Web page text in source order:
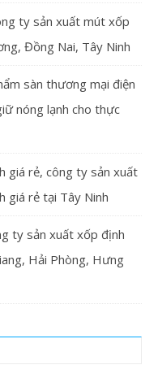
ty sản xuất mút xốp
Đồng Nai, Tây Ninh
sàn thương mại điện
nóng lạnh cho thực
giá rẻ, công ty sản xuất
giá rẻ tại Tây Ninh
ty sản xuất xốp định
Hải Phòng, Hưng